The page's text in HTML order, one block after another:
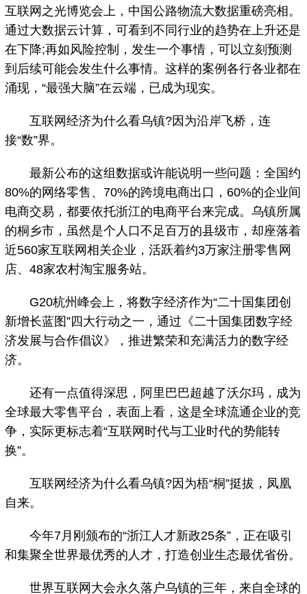
互联网之光博览会上，中国公路物流大数据重磅亮相。
通过大数据云计算，可看到不同行业的趋势在上升还是
在下降;再如风险控制，发生一个事情，可以立刻预测
到后续可能会发生什么事情。这样的案例各行各业都在
涌现，“最强大脑”在云端，已成为现实。
互联网经济为什么看乌镇?因为沿岸飞桥，连
接“数”界。
最新公布的这组数据或许能说明一些问题：全国约
80%的网络零售、70%的跨境电商出口，60%的企业间
电商交易，都要依托浙江的电商平台来完成。乌镇所属
的桐乡市，虽然是个人口不足百万的县级市，却座落着
近560家互联网相关企业，活跃着约3万家注册零售网
店、48家农村淘宝服务站。
G20杭州峰会上，将数字经济作为“二十国集团创
新增长蓝图”四大行动之一，通过《二十国集团数字经
济发展与合作倡议》，推进繁荣和充满活力的数字经
济。
还有一点值得深思，阿里巴巴超越了沃尔玛，成为
全球最大零售平台，表面上看，这是全球流通企业的竞
争，实际更标志着“互联网时代与工业时代的势能转
换”。
互联网经济为什么看乌镇?因为梧“桐”挺拔，凤凰
自来。
今年7月刚颁布的“浙江人才新政25条”，正在吸引
和集聚全世界最优秀的人才，打造创业生态最优省份。
世界互联网大会永久落户乌镇的三年，来自全球的